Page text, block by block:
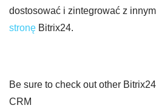
dostosować i zintegrować z
stronę Bitrix24.
Be sure to check out other
CRM